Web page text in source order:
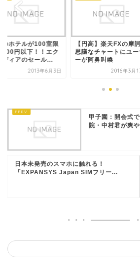
のホテルが100室限
500円以下！！エク
ディアのセール...
2013年6月3日
【円高】楽天FXの摩
思議なチャートにユー
ーが阿鼻叫喚
2016年3月
甲子園：開会式
院・中村君が爽
日本未発売のスマホに触れる！
「EXPANSYS Japan SIMフリー...